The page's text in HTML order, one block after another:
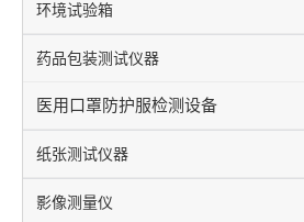
环境试验箱
药品包装测试仪器
医用口罩防护服检测设备
纸张测试仪器
影像测量仪